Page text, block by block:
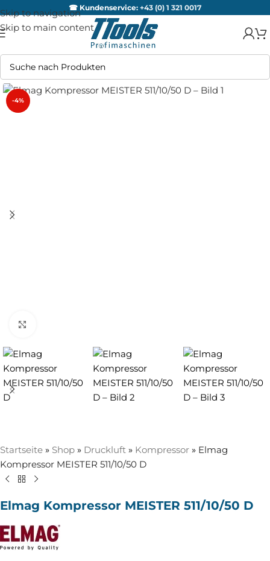
Skip to navigation
Skip to main content
☎ Kundenservice: +43 (0) 1 321 0017
-4%
Startseite » Shop » Druckluft » Kompressor » Elmag
Kompressor MEISTER 511/10/50 D
Elmag Kompressor MEISTER 511/10/50 D